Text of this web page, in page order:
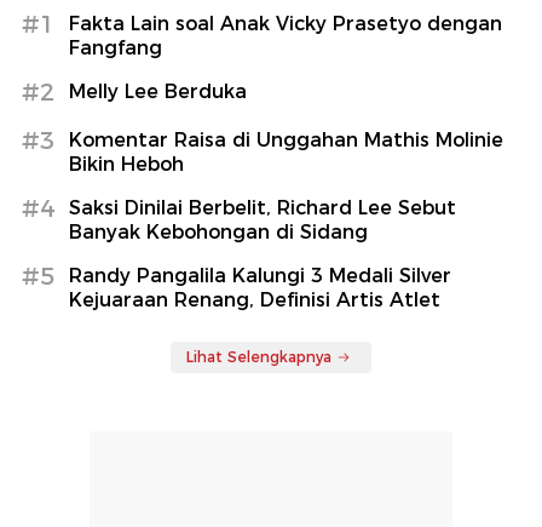
#1
Fakta Lain soal Anak Vicky Prasetyo dengan
Fangfang
#2 Melly Lee Berduka
#3
Komentar Raisa di Unggahan Mathis Molinie
Bikin Heboh
#4
Saksi Dinilai Berbelit, Richard Lee Sebut
Banyak Kebohongan di Sidang
#5
Randy Pangalila Kalungi 3 Medali Silver
Kejuaraan Renang, Definisi Artis Atlet
Lihat Selengkapnya